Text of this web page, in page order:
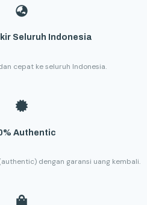
Seluruh Indonesia
cepat ke seluruh Indonesia.
Authentic
dengan garansi uang kembali.